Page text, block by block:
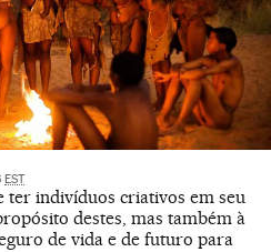
EST
ter indivíduos criativos em seu
destes, mas também à
de vida e de futuro para